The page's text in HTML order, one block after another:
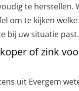
te herstellen.
om te kijken
bij uw situatie past.
of zink
uit Evergem